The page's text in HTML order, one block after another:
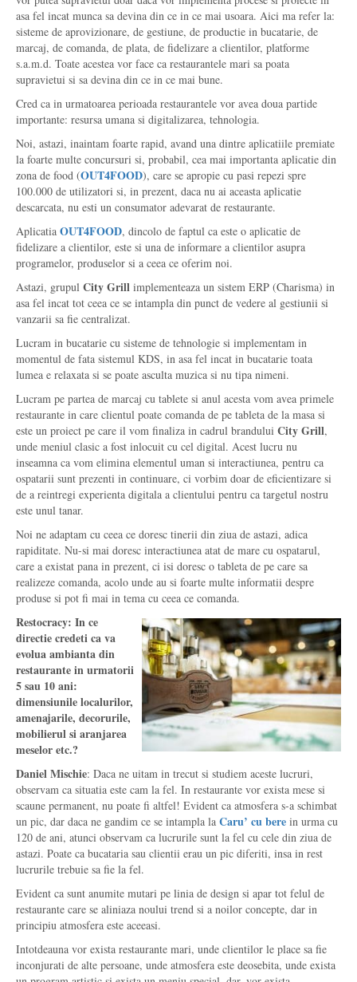
asa fel incat munca sa devina din ce in ce mai usoara. Aici ma refer la:
sisteme de aprovizionare, de gestiune, de productie in bucatarie, de
marcaj, de comanda, de plata, de fidelizare a clientilor, platforme
s.a.m.d. Toate acestea vor face ca restaurantele mari sa poata
supravietui si sa devina din ce in ce mai bune.
Cred ca in urmatoarea perioada restaurantele vor avea doua partide
importante: resursa umana si digitalizarea, tehnologia.
Noi, astazi, inaintam foarte rapid, avand una dintre aplicatiile premiate
la foarte multe concursuri si, probabil, cea mai importanta aplicatie din
zona de food (OUT4FOOD), care se apropie cu pasi repezi spre
100.000 de utilizatori si, in prezent, daca nu ai aceasta aplicatie
descarcata, nu esti un consumator adevarat de restaurante.
Aplicatia OUT4FOOD, dincolo de faptul ca este o aplicatie de
fidelizare a clientilor, este si una de informare a clientilor asupra
programelor, produselor si a ceea ce oferim noi.
Astazi, grupul City Grill implementeaza un sistem ERP (Charisma) in
asa fel incat tot ceea ce se intampla din punct de vedere al gestiunii si
vanzarii sa fie centralizat.
Lucram in bucatarie cu sisteme de tehnologie si implementam in
momentul de fata sistemul KDS, in asa fel incat in bucatarie toata
lumea e relaxata si se poate asculta muzica si nu tipa nimeni.
Lucram pe partea de marcaj cu tablete si anul acesta vom avea primele
restaurante in care clientul poate comanda de pe tableta de la masa si
este un proiect pe care il vom finaliza in cadrul brandului City Grill,
unde meniul clasic a fost inlocuit cu cel digital. Acest lucru nu
inseamna ca vom elimina elementul uman si interactiunea, pentru ca
ospatarii sunt prezenti in continuare, ci vorbim doar de eficientizare si
de a reintregi experienta digitala a clientului pentru ca targetul nostru
este unul tanar.
Noi ne adaptam cu ceea ce doresc tinerii din ziua de astazi, adica
rapiditate. Nu-si mai doresc interactiunea atat de mare cu ospatarul,
care a existat pana in prezent, ci isi doresc o tableta de pe care sa
realizeze comanda, acolo unde au si foarte multe informatii despre
produse si pot fi mai in tema cu ceea ce comanda.
Restocracy: In ce
directie credeti ca va
evolua ambianta din
restaurante in urmatorii
5 sau 10 ani:
dimensiunile localurilor,
amenajarile, decorurile,
mobilierul si aranjarea
meselor etc.?
Daniel Mischie: Daca ne uitam in trecut si studiem aceste lucruri,
observam ca situatia este cam la fel. In restaurante vor exista mese si
scaune permanent, nu poate fi altfel! Evident ca atmosfera s-a schimbat
un pic, dar daca ne gandim ce se intampla la Caru’ cu bere in urma cu
120 de ani, atunci observam ca lucrurile sunt la fel cu cele din ziua de
astazi. Poate ca bucataria sau clientii erau un pic diferiti, insa in rest
lucrurile trebuie sa fie la fel.
Evident ca sunt anumite mutari pe linia de design si apar tot felul de
restaurante care se aliniaza noului trend si a noilor concepte, dar in
principiu atmosfera este aceeasi.
Intotdeauna vor exista restaurante mari, unde clientilor le place sa fie
inconjurati de alte persoane, unde atmosfera este deosebita, unde exista